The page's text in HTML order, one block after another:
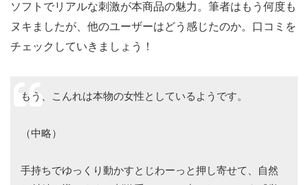
ソフトでリアルな刺激が本商品の魅力。筆者はもう何度も
ヌキましたが、他のユーザーはどう感じたのか。口コミを
チェックしていきましょう！
もう、こんれは本物の女性としているようです。
（中略）
手持ちでゆっくり動かすとじわーっと押し寄せて、自然